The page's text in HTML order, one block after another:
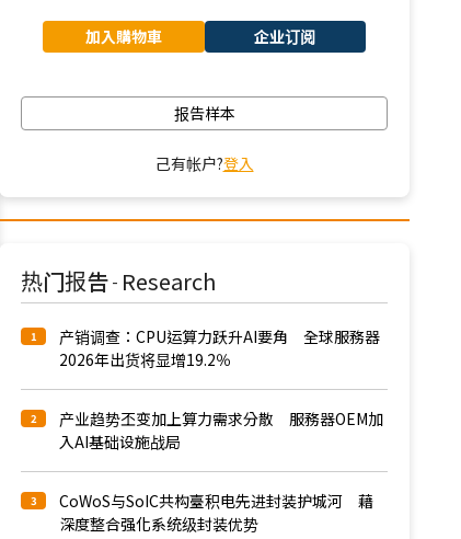
加入購物車 企业订阅
报告样本
己有帐户?登入
热门报告 - Research
1
产销调查：CPU运算力跃升AI要角 全球服務器
2026年出货将显增19.2％
2
产业趋势丕变加上算力需求分散 服務器OEM加
入AI基础设施战局
3
CoWoS与SoIC共构臺积电先进封装护城河 藉
深度整合强化系统级封装优势